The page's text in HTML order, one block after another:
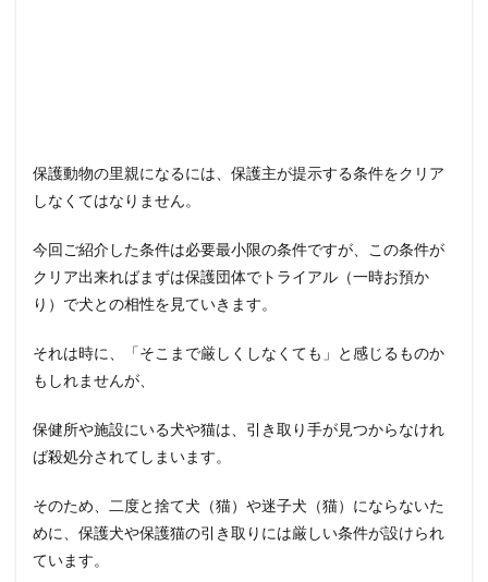
保護動物の里親になるには、保護主が提示する条件をクリア
しなくてはなりません。
今回ご紹介した条件は必要最小限の条件ですが、この条件が
クリア出来ればまずは保護団体でトライアル（一時お預か
り）で犬との相性を見ていきます。
それは時に、「そこまで厳しくしなくても」と感じるものか
もしれませんが、
保健所や施設にいる犬や猫は、引き取り手が見つからなけれ
ば殺処分されてしまいます。
そのため、二度と捨て犬（猫）や迷子犬（猫）にならないた
めに、保護犬や保護猫の引き取りには厳しい条件が設けられ
ています。